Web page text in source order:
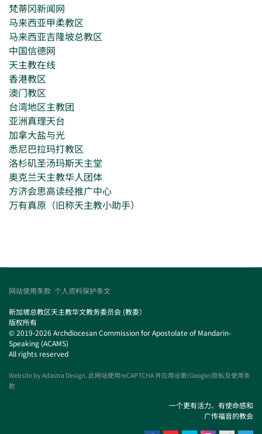
梵蒂冈新闻网
马来西亚甲柔教区
马来西亚吉隆坡总教区
中国信德网
天主教在线
香港教区
澳门教区
台湾地区主教团
亚洲真理天台
加拿大盐与光
悉尼巴拉玛打教区
洛杉矶圣汤玛斯天主堂
奥克兰天主教华人团体
方济会思高读经推广中心
万有真原（旧称天主教小助手）
网站使用条款 个人资料保护条文
新加坡总教区天主教华文教务委员会 (教委）
版权所有
© 2019-2026 Archdiocesan Commission for Apostolate of Mandarin-
Speaking (ACAMS)
All rights reserved
Website byAdastra Design. 此网站使用reCAPTCHA 并应用谷歌(Google)隐私及使用条
款
一个更有活力、有使命感和
广传福音的教会